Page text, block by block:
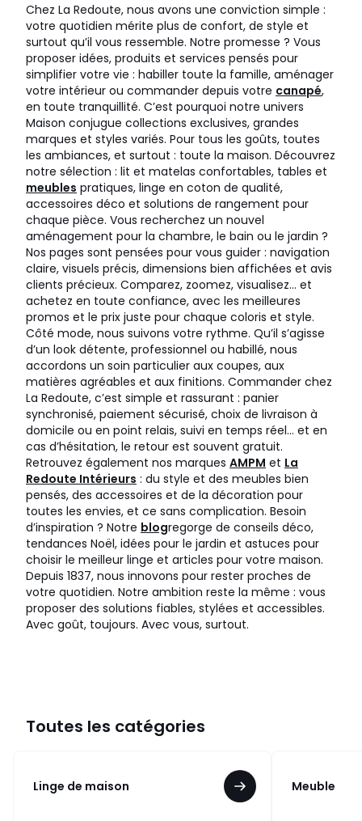
Chez La Redoute, nous avons une conviction simple :
votre quotidien mérite plus de confort, de style et
surtout qu’il vous ressemble. Notre promesse ? Vous
proposer idées, produits et services pensés pour
simplifier votre vie : habiller toute la famille, aménager
votre intérieur ou commander depuis votre canapé,
en toute tranquillité. C’est pourquoi notre univers
Maison conjugue collections exclusives, grandes
marques et styles variés. Pour tous les goûts, toutes
les ambiances, et surtout : toute la maison. Découvrez
notre sélection : lit et matelas confortables, tables et
meubles pratiques, linge en coton de qualité,
accessoires déco et solutions de rangement pour
chaque pièce. Vous recherchez un nouvel
aménagement pour la chambre, le bain ou le jardin ?
Nos pages sont pensées pour vous guider : navigation
claire, visuels précis, dimensions bien affichées et avis
clients précieux. Comparez, zoomez, visualisez… et
achetez en toute confiance, avec les meilleures
promos et le prix juste pour chaque coloris et style.
Côté mode, nous suivons votre rythme. Qu’il s’agisse
d’un look détente, professionnel ou habillé, nous
accordons un soin particulier aux coupes, aux
matières agréables et aux finitions. Commander chez
La Redoute, c’est simple et rassurant : panier
synchronisé, paiement sécurisé, choix de livraison à
domicile ou en point relais, suivi en temps réel… et en
cas d’hésitation, le retour est souvent gratuit.
Retrouvez également nos marques AMPM et La
Redoute Intérieurs : du style et des meubles bien
pensés, des accessoires et de la décoration pour
toutes les envies, et ce sans complication. Besoin
d’inspiration ? Notre blogregorge de conseils déco,
tendances Noël, idées pour le jardin et astuces pour
choisir le meilleur linge et articles pour votre maison.
Depuis 1837, nous innovons pour rester proches de
votre quotidien. Notre ambition reste la même : vous
proposer des solutions fiables, stylées et accessibles.
Avec goût, toujours. Avec vous, surtout.
Toutes les catégories
Linge de maison Meuble